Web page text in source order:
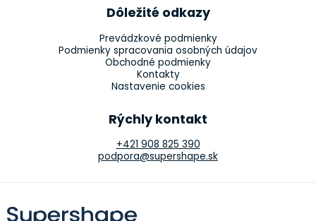
Dôležité odkazy
Prevádzkové podmienky
Podmienky spracovania osobných údajov
Obchodné podmienky
Kontakty
Nastavenie cookies
Rýchly kontakt
+421 908 825 390
podpora@supershape.sk